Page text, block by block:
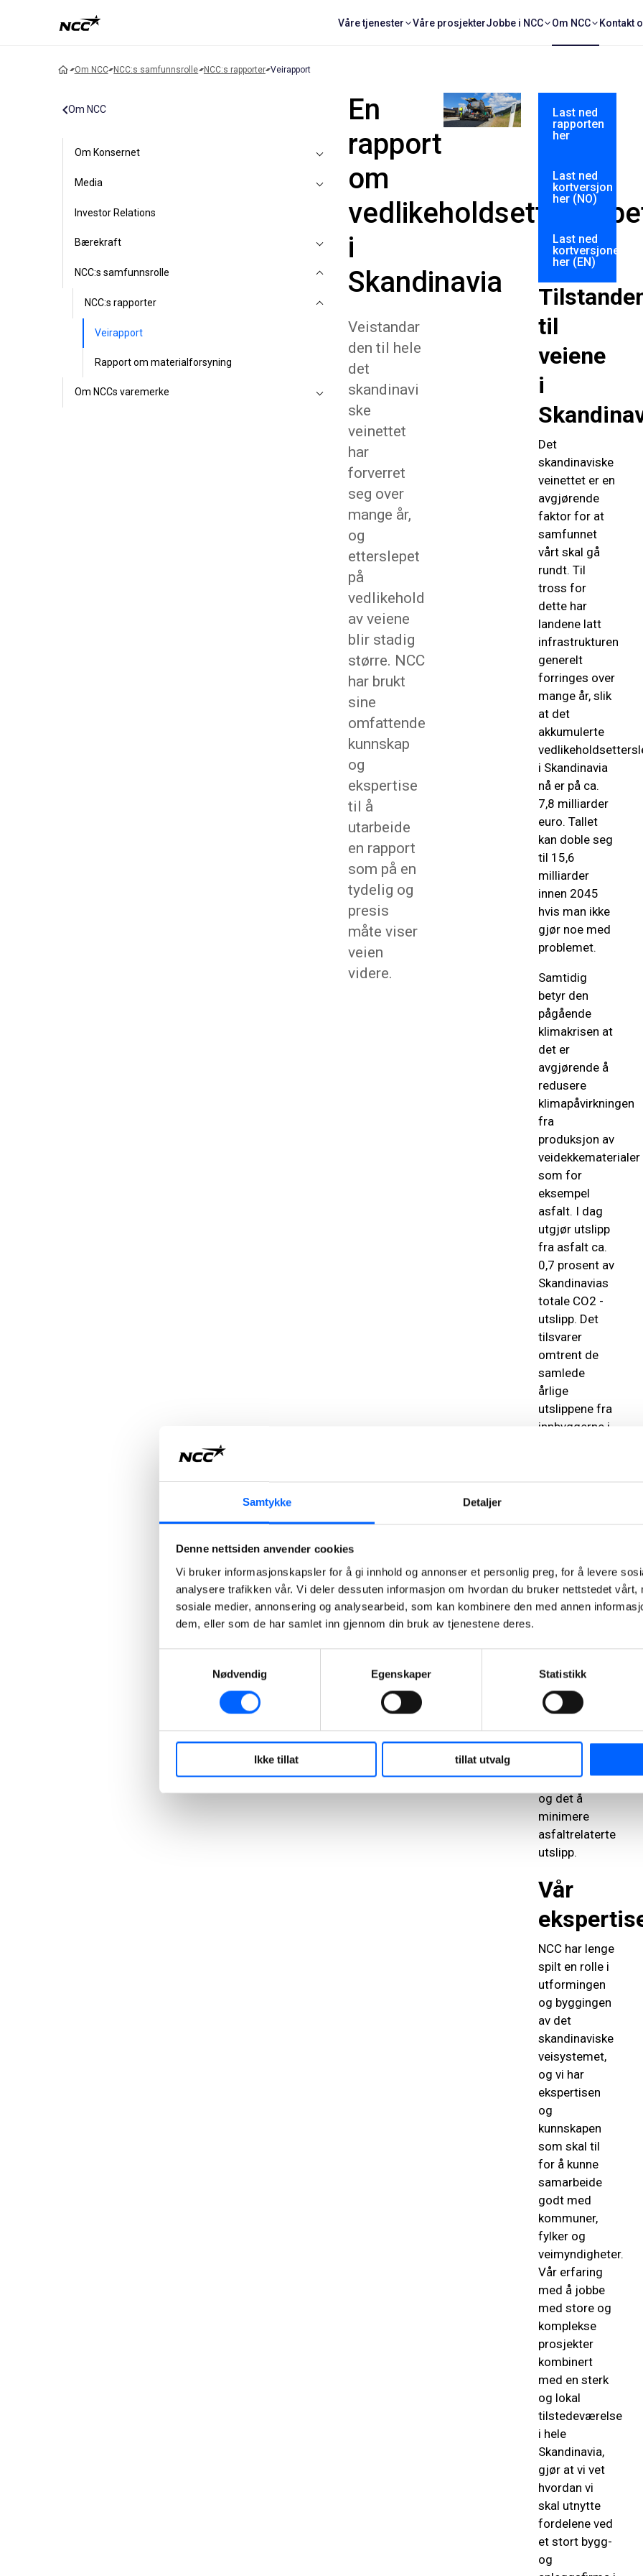
Samtykke Detaljer
Denne nettsiden anvender cookies
Vi bruker informasjonskapsler for å gi innhold og annonser et personlig preg, for å levere
analysere trafikken vår. Vi deler dessuten informasjon om hvordan du bruker nettstedet vårt,
sosiale medier, annonsering og analysearbeid, som kan kombinere den med annen
dem, eller som de har samlet inn gjennom din bruk av tjenestene deres.
Nødvendig
Egenskaper Statistikk
Ikke tillat tillat utvalg
Våre tjenester Våre prosjekterJobbe i NCC Om NCC Kontakt
Om NCC NCC:s samfunnsrolle NCC:s rapporter Veirapport
Om NCC
Om Konsernet
Media
Investor Relations
Bærekraft
NCC:s samfunnsrolle
NCC:s rapporter
Veirapport
Rapport om materialforsyning
Om NCCs varemerke
En
rapport
om
i
Skandinavia
Veistandar
den til hele
det
skandinavi
ske
veinettet
har
forverret
seg over
mange år,
og
etterslepet
på
vedlikehold
av veiene
blir stadig
større. NCC
har brukt
sine
omfattende
kunnskap
og
ekspertise
til å
utarbeide
en rapport
som på en
tydelig og
presis
måte viser
veien
videre.
Last ned
rapporten
her
Last ned
kortversjon
her (NO)
Last ned
kortversjonen
her (EN)
til
veiene
i
Det
skandinaviske
veinettet er en
avgjørende
faktor for at
samfunnet
vårt skal gå
rundt. Til
tross for
dette har
landene latt
infrastrukturen
generelt
forringes over
mange år, slik
at det
akkumulerte
i Skandinavia
nå er på ca.
7,8 milliarder
euro. Tallet
kan doble seg
til 15,6
milliarder
innen 2045
hvis man ikke
gjør noe med
problemet.
Samtidig
betyr den
pågående
klimakrisen at
det er
avgjørende å
redusere
klimapåvirkningen
fra
produksjon av
veidekkematerialer
som for
eksempel
asfalt. I dag
utgjør utslipp
fra asfalt ca.
0,7 prosent av
Skandinavias
totale CO2 -
utslipp. Det
tilsvarer
omtrent de
samlede
årlige
utslippene fra
innbyggerne i
Roskilde og
skandinaviske
landene må
finne en
for
vedlikehold,
slik at man
kan gjøre noe
med de
veiforholdene,
og det å
minimere
asfaltrelaterte
utslipp.
Vår
NCC har lenge
spilt en rolle i
utformingen
og byggingen
av det
skandinaviske
veisystemet,
og vi har
ekspertisen
og
kunnskapen
som skal til
for å kunne
samarbeide
godt med
kommuner,
fylker og
veimyndigheter.
Vår erfaring
med å jobbe
med store og
komplekse
prosjekter
kombinert
med en sterk
og lokal
tilstedeværelse
i hele
Skandinavia,
gjør at vi vet
hvordan vi
skal utnytte
fordelene ved
et stort bygg-
og